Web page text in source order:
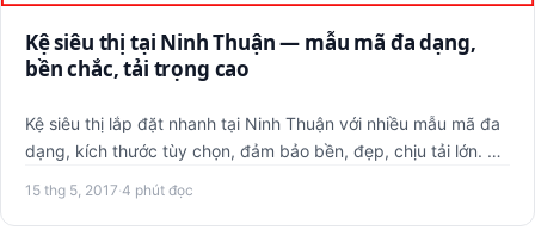
Kệ siêu thị tại Ninh Thuận — mẫu mã đa dạng,
bền chắc, tải trọng cao
Kệ siêu thị lắp đặt nhanh tại Ninh Thuận với nhiều mẫu mã đa
dạng, kích thước tùy chọn, đảm bảo bền, đẹp, chịu tải lớn. …
15 thg 5, 2017·4 phút đọc